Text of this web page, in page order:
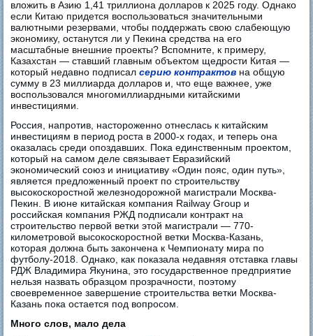
вложить в Азию 1,41 триллиона долларов к 2025 году. Однако
если Китаю придется воспользоваться значительными
валютными резервами, чтобы поддержать свою слабеющую
экономику, останутся ли у Пекина средства на его
масштабные внешние проекты? Вспомните, к примеру,
Казахстан — ставший главным объектом щедрости Китая —
который недавно подписалсерию контрактов на общую
сумму в 23 миллиарда долларов и, что еще важнее, уже
воспользовался многомиллиардными китайскими
инвестициями.
Россия, напротив, настороженно отнеслась к китайским
инвестициям в период роста в 2000-х годах, и теперь она
оказалась среди опоздавших. Пока единственным проектом,
который на самом деле связывает Евразийский
экономический союз и инициативу «Один пояс, один путь»,
является предложенный проект по строительству
высокоскоростной железнодорожной магистрали Москва-
Пекин. В июне китайская компания Railway Group и
российская компания РЖД подписали контракт на
строительство первой ветки этой магистрали — 770-
километровой высокоскоростной ветки Москва-Казань,
которая должна быть закончена к Чемпионату мира по
футболу-2018. Однако, как показала недавняя отставка главы
РДЖ Владимира Якунина, это государственное предприятие
нельзя назвать образцом прозрачности, поэтому
своевременное завершение строительства ветки Москва-
Казань пока остается под вопросом.
Много слов, мало дела